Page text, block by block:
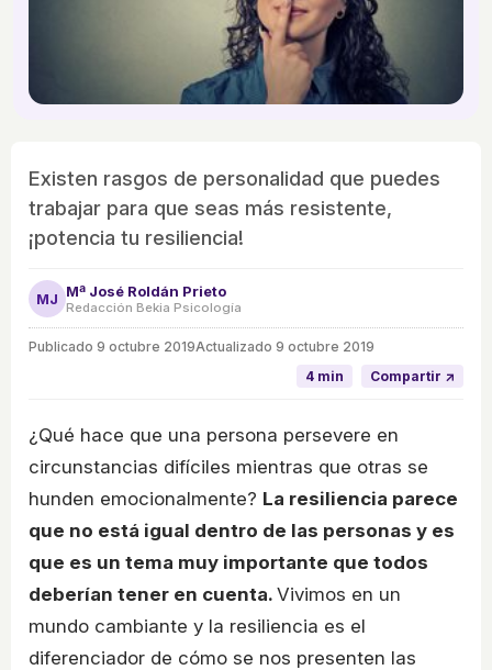
Existen rasgos de personalidad que puedes
trabajar para que seas más resistente,
¡potencia tu resiliencia!
MJ Mª José Roldán Prieto
Redacción Bekia Psicología
Publicado 9 octubre 2019Actualizado 9 octubre 2019
4 min
Compartir ↗
¿Qué hace que una persona persevere en
circunstancias difíciles mientras que otras se
hunden emocionalmente? La resiliencia parece
que no está igual dentro de las personas y es
que es un tema muy importante que todos
deberían tener en cuenta. Vivimos en un
mundo cambiante y la resiliencia es el
diferenciador de cómo se nos presenten las